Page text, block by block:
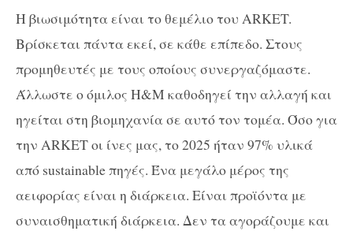
Η βιωσιμότητα είναι το θεμέλιο του ARKET.
Βρίσκεται πάντα εκεί, σε κάθε επίπεδο. Στους
προμηθευτές με τους οποίους συνεργαζόμαστε.
Άλλωστε ο όμιλος H&M καθοδηγεί την αλλαγή και
ηγείται στη βιομηχανία σε αυτό τον τομέα. Όσο για
την ARKET οι ίνες μας, το 2025 ήταν 97% υλικά
από sustainable πηγές. Ένα μεγάλο μέρος της
αειφορίας είναι η διάρκεια. Είναι προϊόντα με
συναισθηματική διάρκεια. Δεν τα αγοράζουμε και